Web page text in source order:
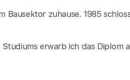
Bausektor zuhause. 1985
Studiums erwarb ich das Diplom